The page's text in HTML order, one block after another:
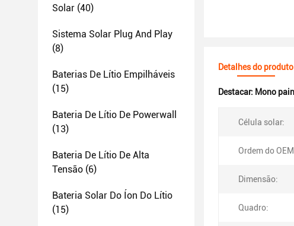
Solar (40)
Sistema Solar Plug And Play
(8)
Baterias De Lítio Empilháveis
(15)
Bateria De Lítio De Powerwall
(13)
Bateria De Lítio De Alta
Tensão (6)
Bateria Solar Do Íon Do Lítio
(15)
Detalhes do produto
Destacar: Mono
Célula solar:
Ordem do
Dimensão:
Quadro: